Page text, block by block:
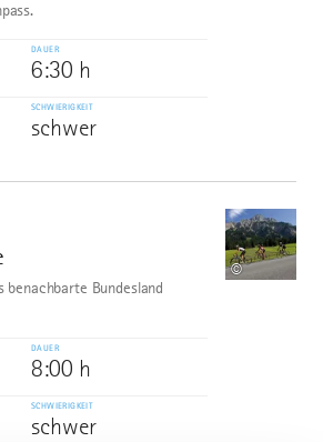
DAUER
6:30 h
SCHWIERIGKEIT
schwer
©
benachbarte Bundesland
DAUER
8:00 h
SCHWIERIGKEIT
schwer